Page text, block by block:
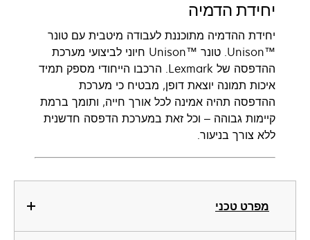
מפרט טכני
יחידת הדמיה
יחידת ההדמיה מתוכננת לעבודה מיטבית עם טונר
Unison™‎. טונר Unison™‎ חיוני לביצועי מערכת
ההדפסה של Lexmark. הרכבו הייחודי מספק תמיד
איכות תמונה יוצאת דופן, מבטיח כי מערכת
ההדפסה תהיה אמינה לכל אורך חייה, ותומך ברמת
קיימות גבוהה – וכל זאת במערכת הדפסה חדשנית
ללא צורך בניעור.